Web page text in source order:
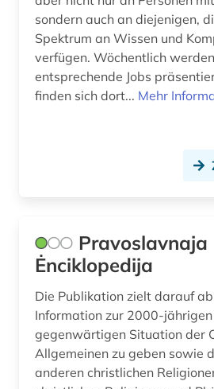
sondern auch an diejenigen,
Spektrum an Wissen und
verfügen. Wöchentlich
entsprechende Jobs
finden sich dort... Mehr
Pravoslavnaja
Ėnciklopedija
Die Publikation zielt darauf
Information zur 2000-jährigen
gegenwärtigen Situation der
Allgemeinen zu geben sowie
anderen christlichen